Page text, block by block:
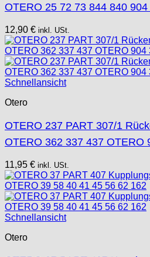
OTERO 25 72 73 844 840
12,90 € inkl. USt.
Schnellansicht
Otero
OTERO 237 PART 307/1
OTERO 362 337 437 OTERO
11,95 € inkl. USt.
Schnellansicht
Otero